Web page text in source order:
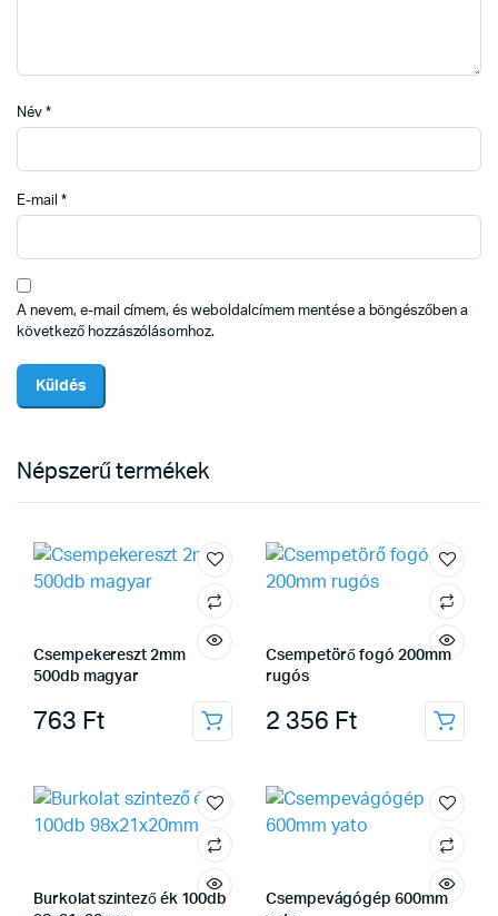
Név *
E-mail *
A nevem, e-mail címem, és weboldalcímem mentése a böngészőben a
következő hozzászólásomhoz.
Népszerű termékek
Csempekereszt 2mm
500db magyar
763 Ft
Csempetörő fogó 200mm
rugós
2 356 Ft
Burkolat szintező ék 100db
Csempevágógép 600mm